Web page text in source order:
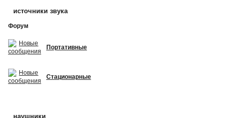
источники звука
Форум
Портативные
Стационарные
наушники